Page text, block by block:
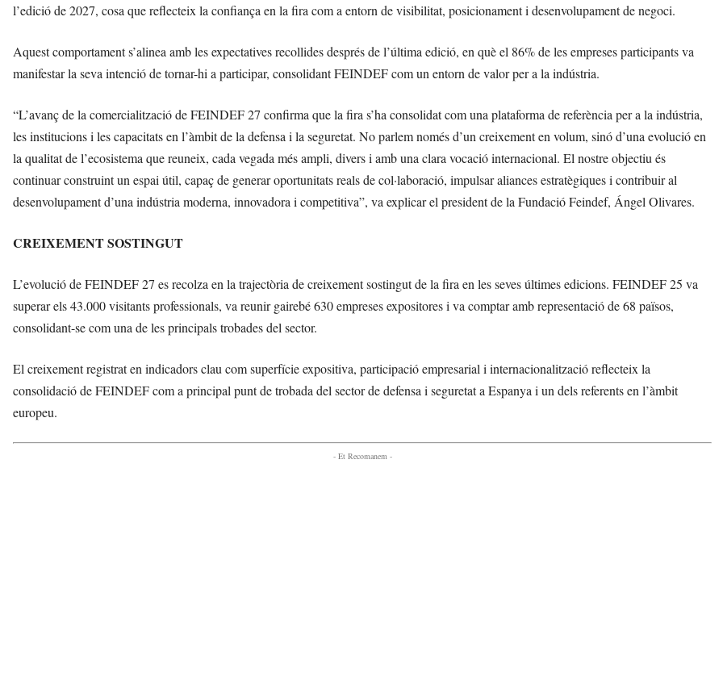
l’edició de 2027, cosa que reflecteix la confiança en la fira com a entorn de visibilitat, posicionament i desenvolupament de negoci.
Aquest comportament s’alinea amb les expectatives recollides després de l’última edició, en què el 86% de les empreses participants va
manifestar la seva intenció de tornar-hi a participar, consolidant FEINDEF com un entorn de valor per a la indústria.
“L’avanç de la comercialització de FEINDEF 27 confirma que la fira s’ha consolidat com una plataforma de referència per a la indústria,
les institucions i les capacitats en l’àmbit de la defensa i la seguretat. No parlem només d’un creixement en volum, sinó d’una evolució en
la qualitat de l’ecosistema que reuneix, cada vegada més ampli, divers i amb una clara vocació internacional. El nostre objectiu és
continuar construint un espai útil, capaç de generar oportunitats reals de col·laboració, impulsar aliances estratègiques i contribuir al
desenvolupament d’una indústria moderna, innovadora i competitiva”, va explicar el president de la Fundació Feindef, Ángel Olivares.
CREIXEMENT SOSTINGUT
L’evolució de FEINDEF 27 es recolza en la trajectòria de creixement sostingut de la fira en les seves últimes edicions. FEINDEF 25 va
superar els 43.000 visitants professionals, va reunir gairebé 630 empreses expositores i va comptar amb representació de 68 països,
consolidant-se com una de les principals trobades del sector.
El creixement registrat en indicadors clau com superfície expositiva, participació empresarial i internacionalització reflecteix la
consolidació de FEINDEF com a principal punt de trobada del sector de defensa i seguretat a Espanya i un dels referents en l’àmbit
europeu.
- Et Recomanem -